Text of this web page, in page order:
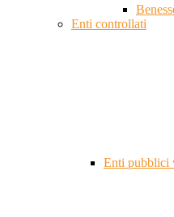
Enti controllati
Enti pubblici